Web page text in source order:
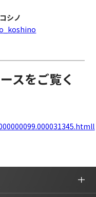
シノ
スをご覧く
l